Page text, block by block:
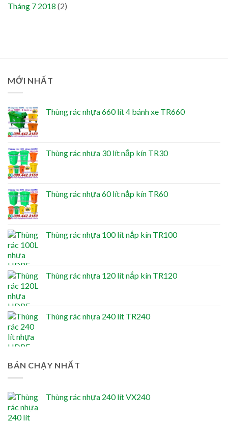
Tháng 7 2018 (2)
MỚI NHẤT
Thùng rác nhựa 660 lít 4 bánh xe TR660
Thùng rác nhựa 30 lít nắp kín TR30
Thùng rác nhựa 60 lít nắp kín TR60
Thùng rác nhựa 100 lít nắp kín TR100
Thùng rác nhựa 120 lít nắp kín TR120
Thùng rác nhựa 240 lít TR240
BÁN CHẠY NHẤT
Thùng rác nhựa 240 lít VX240